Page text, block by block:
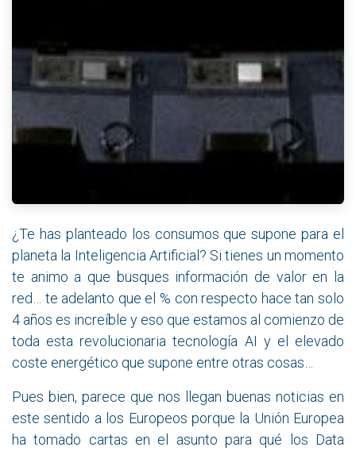
¿Te has planteado los consumos que supone para el
planeta la Inteligencia Artificial? Si tienes un momento
te animo a que busques información de valor en la
red… te adelanto que el % con respecto hace tan solo
4 años es increíble y eso que estamos al comienzo de
toda esta revolucionaria tecnología AI y el elevado
coste energético que supone entre otras cosas…
Pues bien, parece que nos llegan buenas noticias en
este sentido a los Europeos porque la Unión Europea
ha tomado cartas en el asunto para qué los Data